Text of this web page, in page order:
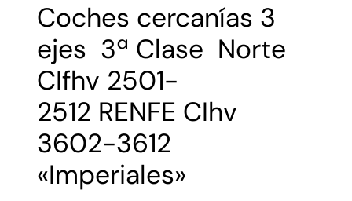
Coches cercanías 3
ejes 3ª Clase Norte
CIfhv 2501-
2512 RENFE CIhv
3602-3612
«Imperiales»